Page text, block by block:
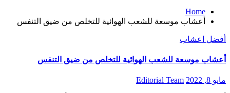
Home
أعشاب موسعة للشعب الهوائية للتخلص من ضيق التنفس
أفضل اعشاب
أعشاب موسعة للشعب الهوائية للتخلص من ضيق التنفس
مايو 8, 2022 Editorial Team